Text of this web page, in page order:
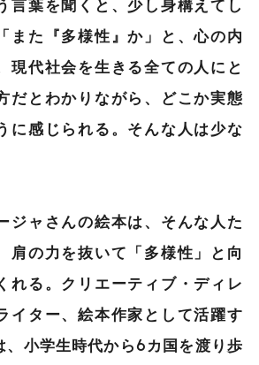
言葉を聞くと、少し身構えてし
また『多様性』か」と、心の内
現代社会を生きる全ての人にと
だとわかりながら、どこか実態
に感じられる。そんな人は少な
ジャさんの絵本は、そんな人た
肩の力を抜いて「多様性」と向
れる。クリエーティブ・ディレ
イター、絵本作家として活躍す
、小学生時代から6カ国を渡り歩